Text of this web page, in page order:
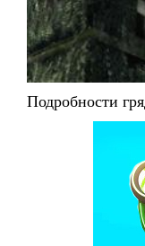
Подробности